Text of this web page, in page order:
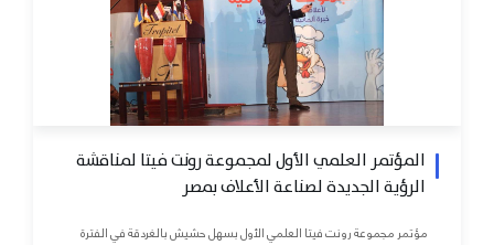
المؤتمر العلمي الأول لمجموعة رونت فيتا لمناقشة
الرؤية الجديدة لصناعة الأعلاف بمصر
مؤتمر مجموعة رونت فيتا العلمي الأول بسهل حشيش بالغردقة في الفترة